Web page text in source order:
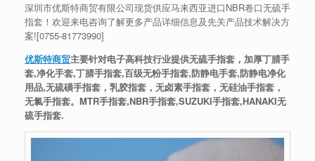
深圳市优斯特商贸有限公司现货供应马来西亚进口NBR卷口无硫手
指套！欢迎来电咨询了解更多产品详细信息及先关产品技术解决方
案![0755-81773990]
优斯特商贸主要针对电子高科技行业提供无硫手指套，加厚丁腈手
套,净化手套,丁腈手指套,百级无粉手指套,防静电手套,防静电净化
用品,无硫磺手指套，乳胶指套，无卤素手指套，无硅油手指套，
无氯手指套。MTR手指套,NBR手指套,SUZUKI手指套,HANAKI无
硫手指套.